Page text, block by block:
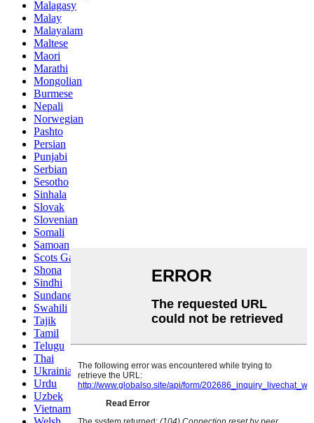
Malagasy
Malay
Malayalam
Maltese
Maori
Marathi
Mongolian
Burmese
Nepali
Norwegian
Pashto
Persian
Punjabi
Serbian
Sesotho
Sinhala
Slovak
Slovenian
Somali
Samoan
Scots Gaelic
Shona
Sindhi
Sundanese
Swahili
Tajik
Tamil
Telugu
Thai
Ukrainian
Urdu
Uzbek
Vietnamese